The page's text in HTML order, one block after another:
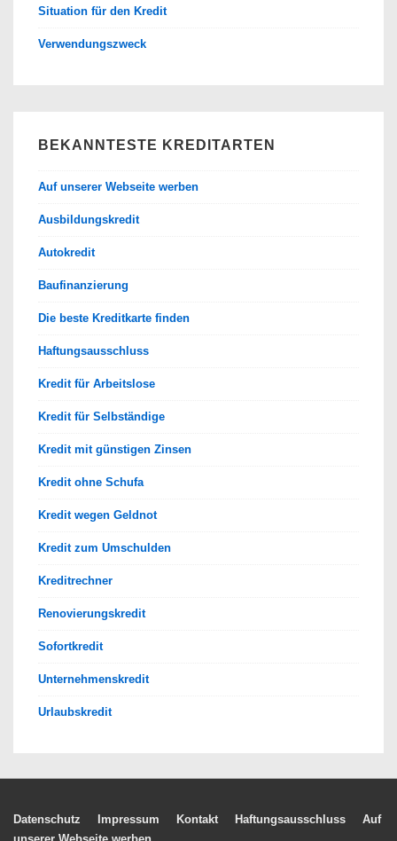
Situation für den Kredit
Verwendungszweck
BEKANNTESTE KREDITARTEN
Auf unserer Webseite werben
Ausbildungskredit
Autokredit
Baufinanzierung
Die beste Kreditkarte finden
Haftungsausschluss
Kredit für Arbeitslose
Kredit für Selbständige
Kredit mit günstigen Zinsen
Kredit ohne Schufa
Kredit wegen Geldnot
Kredit zum Umschulden
Kreditrechner
Renovierungskredit
Sofortkredit
Unternehmenskredit
Urlaubskredit
Footer-
Datenschutz Impressum Kontakt Haftungsausschluss
Auf